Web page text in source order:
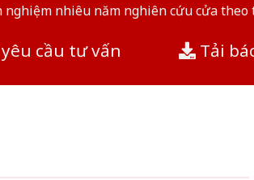
nhiêu năm nghiên cứu cửa theo
cầu tư vấn Tải